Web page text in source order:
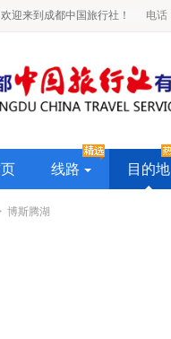
欢迎来到成都中国旅行社！ 电话
线路 目的地
博斯腾湖